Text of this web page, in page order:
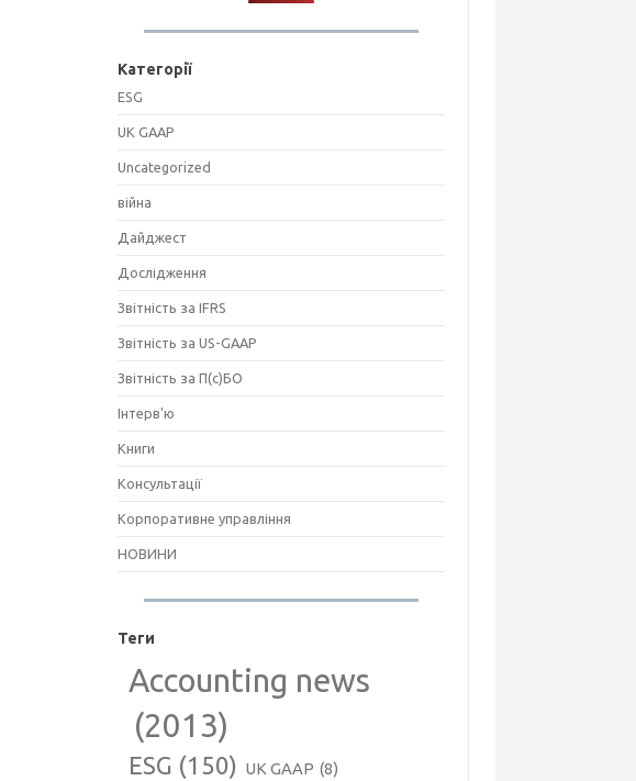
Категорії
ESG
UK GAAP
Uncategorized
війна
Дайджест
Дослідження
Звітність за IFRS
Звітність за US-GAAP
Звітність за П(с)БО
Інтерв'ю
Книги
Консультації
Корпоративне управління
НОВИНИ
Теги
Accounting news
(2013)
ESG (150) UK GAAP (8)